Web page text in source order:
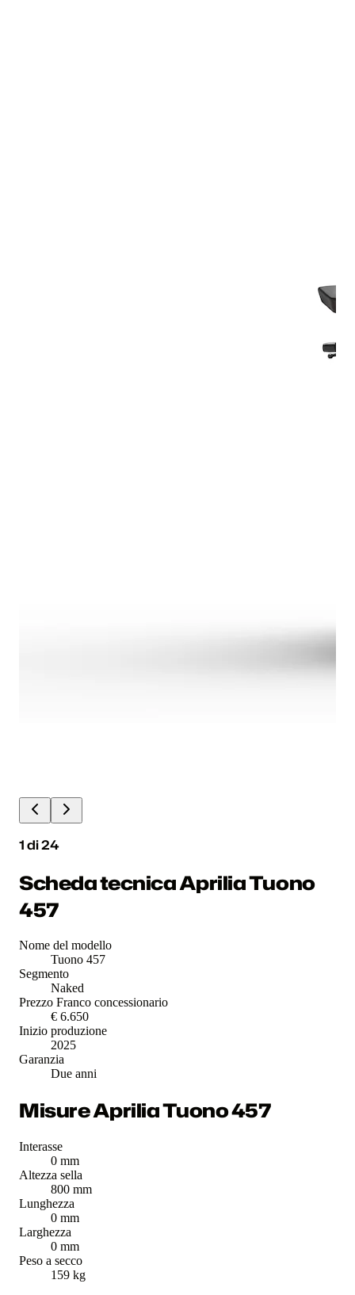
1di24
Scheda tecnica Aprilia Tuono
457
Nome del modello
Tuono 457
Segmento
Naked
Prezzo Franco concessionario
€ 6.650
Inizio produzione
2025
Garanzia
Due anni
Misure Aprilia Tuono 457
Interasse
0 mm
Altezza sella
800 mm
Lunghezza
0 mm
Larghezza
0 mm
Peso a secco
159 kg